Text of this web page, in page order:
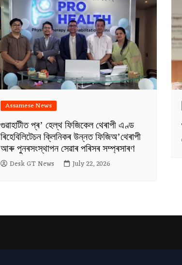
Assamese News
গুৱাহাটীত প্ৰ’ হেল্থ ফিজিকেল থেৰাপী এণ্ড
ৰিহেবিলিটেচন ক্লিনিকৰ উন্নত ফিজিঅ’থেৰাপী
আৰু পুনৰসংস্থাপন সেৱাৰ পৰিসৰ সম্প্ৰসাৰণ
Desk GT News July 22, 2026